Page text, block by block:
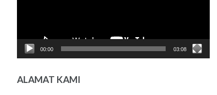
00:00 03:08
ALAMAT KAMI